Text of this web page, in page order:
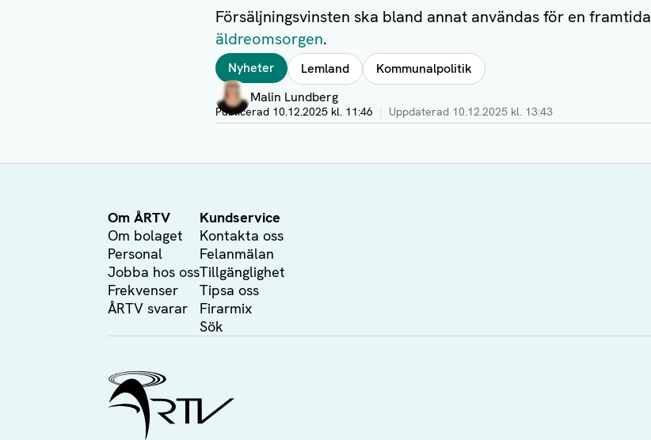
Försäljningsvinsten ska bland annat användas för en framtida
äldreomsorgen.
TaggarNyheter Lemland Kommunalpolitik
Författare
Malin Lundberg
Visa profil
Publicerad 10.12.2025 kl. 11:46 Uppdaterad 10.12.2025 kl. 13:43
Om ÅRTV
Om bolaget
Personal
Jobba hos oss
Frekvenser
ÅRTV svarar
Kundservice
Kontakta oss
Felanmälan
Tillgänglighet
Tipsa oss
Firarmix
Sök
Ålands Radio & TV